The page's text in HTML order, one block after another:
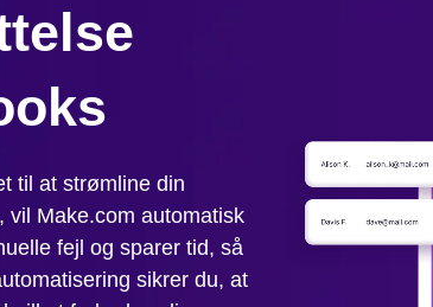
til at strømline din
vil Make.com automatisk
fejl og sparer tid, så
sikrer du, at